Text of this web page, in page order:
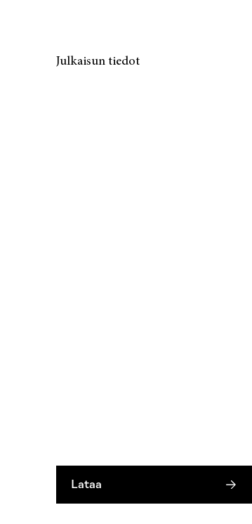
Julkaisun tiedot
Lataa